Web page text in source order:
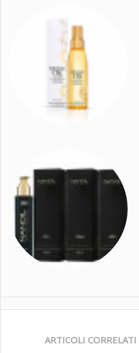
ARTICOLI CORRELATI